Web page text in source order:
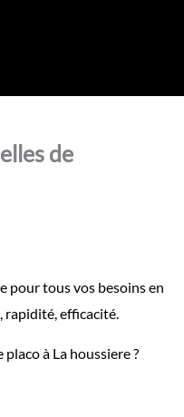
de
pour tous vos besoins en
rapidité, efficacité.
à La houssiere ?